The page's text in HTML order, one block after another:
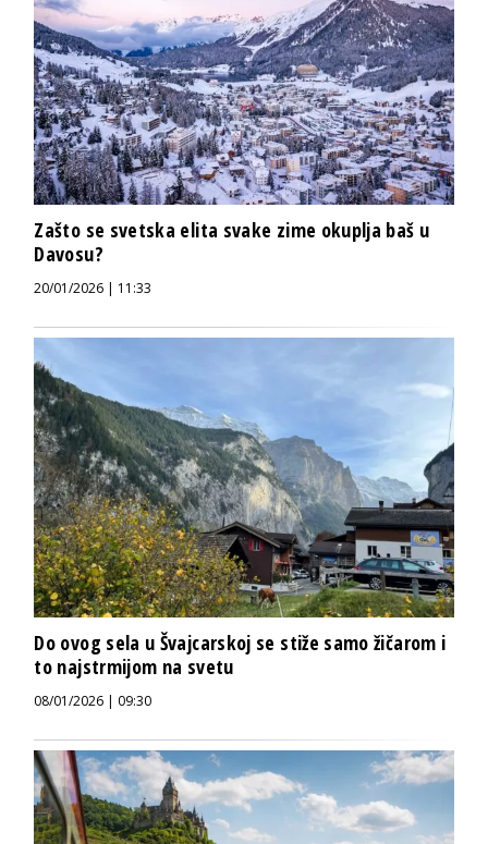
Zašto se svetska elita svake zime okuplja baš u
Davosu?
20/01/2026 | 11:33
Do ovog sela u Švajcarskoj se stiže samo žičarom i
to najstrmijom na svetu
08/01/2026 | 09:30